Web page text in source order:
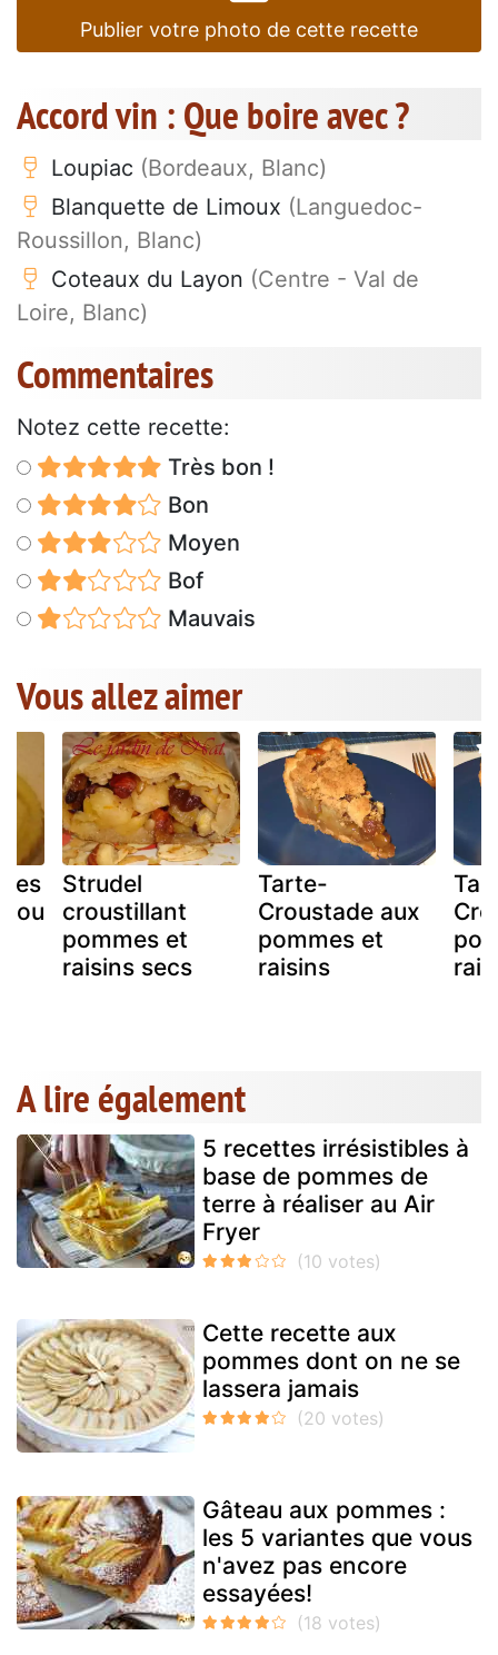
Publier votre photo de cette recette
Accord vin : Que boire avec ?
Loupiac (Bordeaux, Blanc)
Blanquette de Limoux (Languedoc-
Roussillon, Blanc)
Coteaux du Layon (Centre - Val de
Loire, Blanc)
Commentaires
Notez cette recette:
Très bon !
Bon
Moyen
Bof
Mauvais
Vous allez aimer
ou
Strudel
croustillant
pommes et
raisins secs
Tarte-
Croustade aux
pommes et
raisins
A lire également
5 recettes irrésistibles à
base de pommes de
terre à réaliser au Air
Fryer
Cette recette aux
pommes dont on ne se
lassera jamais
Gâteau aux pommes :
les 5 variantes que vous
n'avez pas encore
essayées!